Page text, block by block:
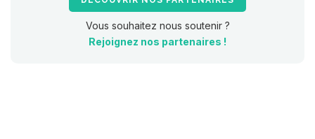
Vous souhaitez nous soutenir ?
Rejoignez nos partenaires !